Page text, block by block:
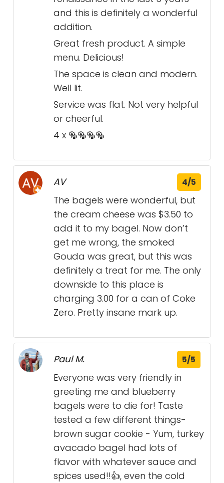
and this is definitely a wonderful
addition.
Great fresh product. A simple
menu. Delicious!
The space is clean and modern.
Well lit.
Service was flat. Not very helpful
or cheerful.
4 x 🥯🥯🥯🥯
AV 4/5
The bagels were wonderful, but
the cream cheese was $3.50 to
add it to my bagel. Now don’t
get me wrong, the smoked
Gouda was great, but this was
definitely a treat for me. The only
downside to this place is
charging 3.00 for a can of Coke
Zero. Pretty insane mark up.
Paul M. 5/5
Everyone was very friendly in
greeting me and blueberry
bagels were to die for! Taste
tested a few different things-
brown sugar cookie - Yum, turkey
avacado bagel had lots of
flavor with whatever sauce and
spices used!!👍, even the cold